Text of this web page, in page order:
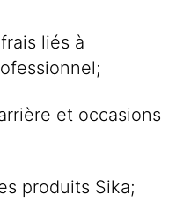
liés à
et occasions
produits Sika;